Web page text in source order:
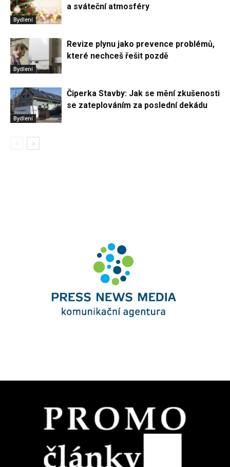
Bydlení
a sváteční atmosféry
Bydlení
Revize plynu jako prevence problémů,
které nechceš řešit pozdě
Bydlení
Čiperka Stavby: Jak se mění zkušenosti
se zateplováním za poslední dekádu